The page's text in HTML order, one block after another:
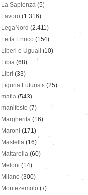
La Sapienza (5)
Lavoro (1.316)
LegaNord (2.411)
Letta Enrico (154)
Liberi e Uguali (10)
Libia (68)
Libri (33)
Liguria Futurista (25)
mafia (543)
manifesto (7)
Margherita (16)
Maroni (171)
Mastella (16)
Mattarella (60)
Meloni (14)
Milano (300)
Montezemolo (7)